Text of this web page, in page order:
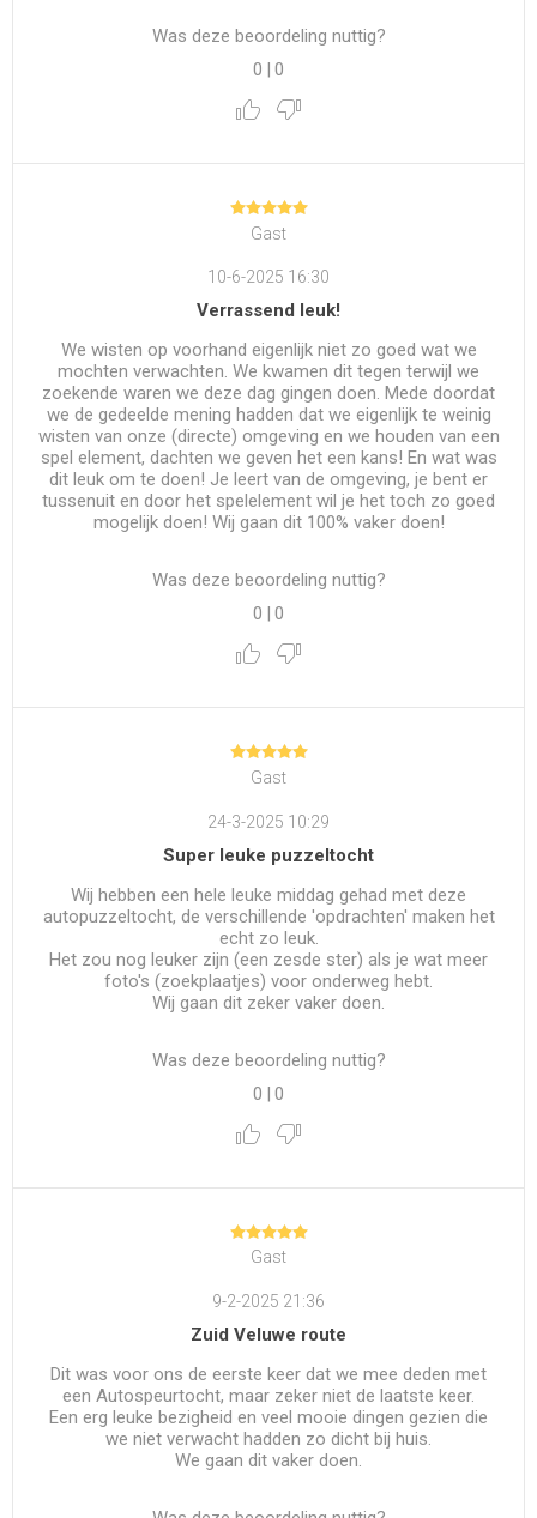
Was deze beoordeling nuttig?
0 | 0
Gast
10-6-2025 16:30
Verrassend leuk!
We wisten op voorhand eigenlijk niet zo goed wat we
mochten verwachten. We kwamen dit tegen terwijl we
zoekende waren we deze dag gingen doen. Mede doordat
we de gedeelde mening hadden dat we eigenlijk te weinig
wisten van onze (directe) omgeving en we houden van een
spel element, dachten we geven het een kans! En wat was
dit leuk om te doen! Je leert van de omgeving, je bent er
tussenuit en door het spelelement wil je het toch zo goed
mogelijk doen! Wij gaan dit 100% vaker doen!
Was deze beoordeling nuttig?
0
0
Gast
24-3-2025 10:29
Super leuke puzzeltocht
Wij hebben een hele leuke middag gehad met deze
autopuzzeltocht, de verschillende 'opdrachten' maken het
echt zo leuk.
Het zou nog leuker zijn (een zesde ster) als je wat meer
foto's (zoekplaatjes) voor onderweg hebt.
Wij gaan dit zeker vaker doen.
Was deze beoordeling nuttig?
0 | 0
Gast
9-2-2025 21:36
Zuid Veluwe route
Dit was voor ons de eerste keer dat we mee deden met
een Autospeurtocht, maar zeker niet de laatste keer.
Een erg leuke bezigheid en veel mooie dingen gezien die
we niet verwacht hadden zo dicht bij huis.
We gaan dit vaker doen.